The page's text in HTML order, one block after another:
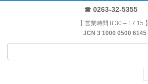
☎ 0263-32-5355
【 営業時間 8:30 – 17:15 】
JCN 3 1000 0500 6145